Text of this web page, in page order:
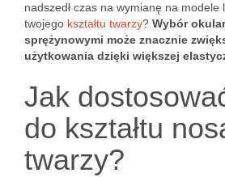
nadszedł czas na wymianę na modele
twojego kształtu twarzy? Wybór
sprężynowymi może znacznie
użytkowania dzięki większej
Jak
do kształtu
twarzy?